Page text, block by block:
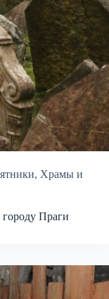
, Храмы и
Праги